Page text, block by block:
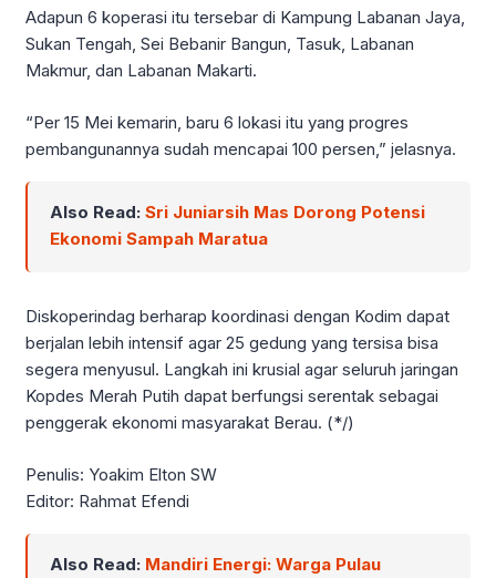
Adapun 6 koperasi itu tersebar di Kampung Labanan Jaya,
Sukan Tengah, Sei Bebanir Bangun, Tasuk, Labanan
Makmur, dan Labanan Makarti.
“Per 15 Mei kemarin, baru 6 lokasi itu yang progres
pembangunannya sudah mencapai 100 persen,” jelasnya.
Also Read: Sri Juniarsih Mas Dorong Potensi
Ekonomi Sampah Maratua
Diskoperindag berharap koordinasi dengan Kodim dapat
berjalan lebih intensif agar 25 gedung yang tersisa bisa
segera menyusul. Langkah ini krusial agar seluruh jaringan
Kopdes Merah Putih dapat berfungsi serentak sebagai
penggerak ekonomi masyarakat Berau. (*/)
Penulis: Yoakim Elton SW
Editor: Rahmat Efendi
Also Read: Mandiri Energi: Warga Pulau